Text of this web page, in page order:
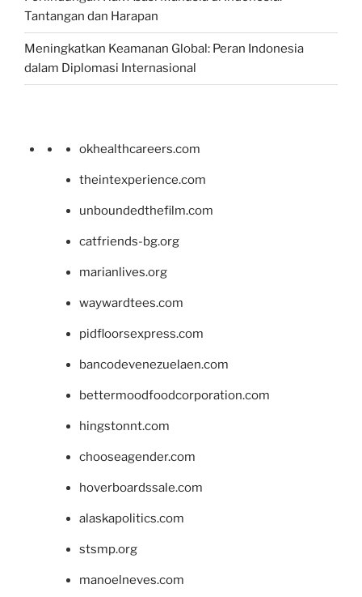
Tantangan dan Harapan
Meningkatkan Keamanan Global: Peran Indonesia
dalam Diplomasi Internasional
okhealthcareers.com
theintexperience.com
unboundedthefilm.com
catfriends-bg.org
marianlives.org
waywardtees.com
pidfloorsexpress.com
bancodevenezuelaen.com
bettermoodfoodcorporation.com
hingstonnt.com
chooseagender.com
hoverboardssale.com
alaskapolitics.com
stsmp.org
manoelneves.com